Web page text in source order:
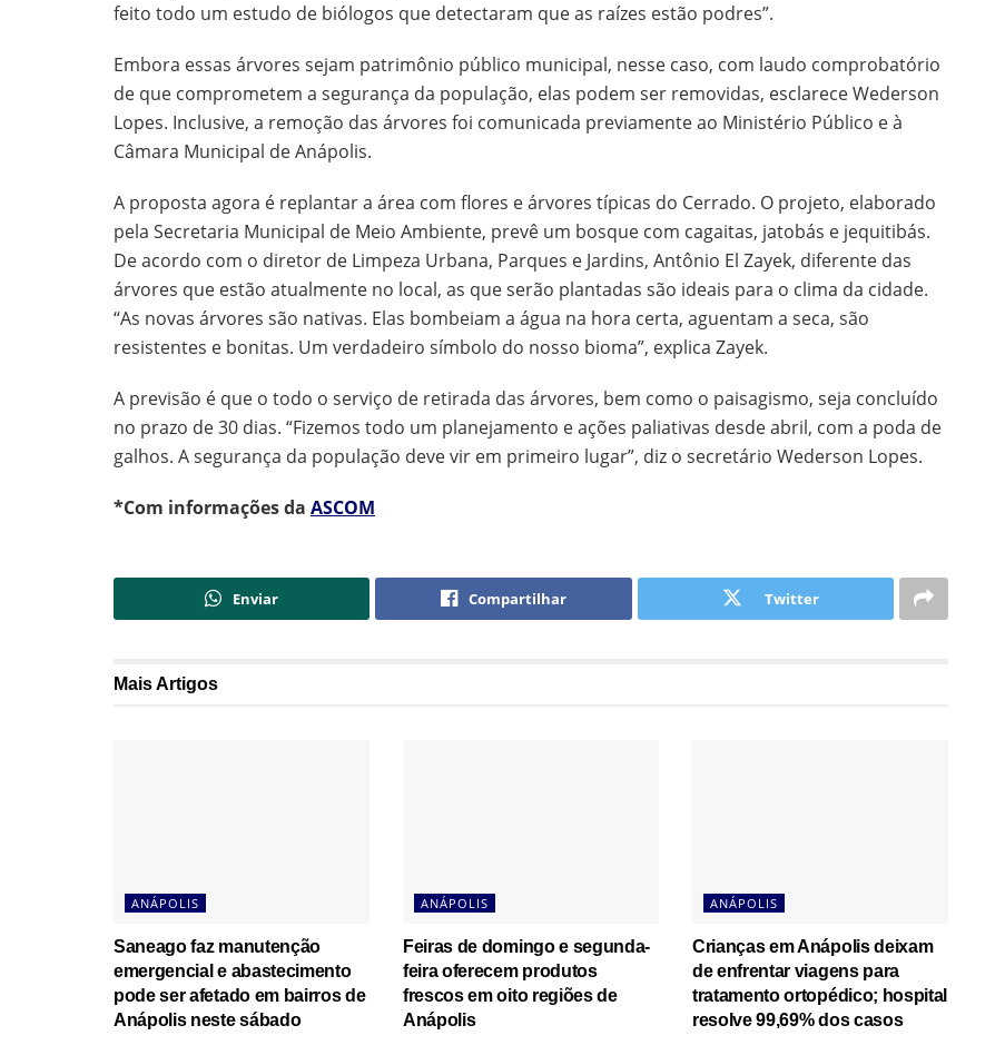
feito todo um estudo de biólogos que detectaram que as raízes estão podres”.
Embora essas árvores sejam patrimônio público municipal, nesse caso, com laudo comprobatório
de que comprometem a segurança da população, elas podem ser removidas, esclarece Wederson
Lopes. Inclusive, a remoção das árvores foi comunicada previamente ao Ministério Público e à
Câmara Municipal de Anápolis.
A proposta agora é replantar a área com flores e árvores típicas do Cerrado. O projeto, elaborado
pela Secretaria Municipal de Meio Ambiente, prevê um bosque com cagaitas, jatobás e jequitibás.
De acordo com o diretor de Limpeza Urbana, Parques e Jardins, Antônio El Zayek, diferente das
árvores que estão atualmente no local, as que serão plantadas são ideais para o clima da cidade.
“As novas árvores são nativas. Elas bombeiam a água na hora certa, aguentam a seca, são
resistentes e bonitas. Um verdadeiro símbolo do nosso bioma”, explica Zayek.
A previsão é que o todo o serviço de retirada das árvores, bem como o paisagismo, seja concluído
no prazo de 30 dias. “Fizemos todo um planejamento e ações paliativas desde abril, com a poda de
galhos. A segurança da população deve vir em primeiro lugar”, diz o secretário Wederson Lopes.
*Com informações da ASCOM
Enviar Compartilhar Twitter
MaisArtigos
ANÁPOLIS
Saneago faz manutenção
emergencial e abastecimento
pode ser afetado em bairros de
Anápolis neste sábado
ANÁPOLIS
Feiras de domingo e segunda-
feira oferecem produtos
frescos em oito regiões de
Anápolis
ANÁPOLIS
Crianças em Anápolis deixam
de enfrentar viagens para
tratamento ortopédico; hospital
resolve 99,69% dos casos